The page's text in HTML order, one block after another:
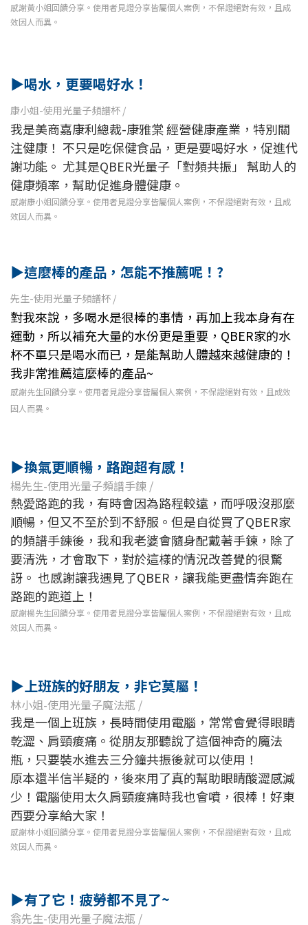
感謝黃小姐回饋分享。 使用者見證分享皆屬個人案例，不保證絕對有效，且成
效因人而異。
▶喝水，更要喝好水！
康小姐-使用光量子頻譜杯 /
我是美商嘉康利總裁-康雅棠 經營健康產業，特別關
注健康！ 不只是吃保健食品，更是要喝好水，促進代
謝功能。 尤其是QBER光量子「對頻共振」 幫助人的
健康頻率，幫助促進身體健康。
感謝康小姐回饋分享。 使用者見證分享皆屬個人案例，不保證絕對有效，且成
效因人而異。
▶這麼棒的產品，怎能不推薦呢！?
先生-使用光量子頻譜杯 /
對我來說，多喝水是很棒的事情，再加上我本身有在
運動，所以補充大量的水份更是重要，QBER家的水
杯不單只是喝水而已，是能幫助人體越來越健康的！
我非常推薦這麼棒的產品~
感謝先生回饋分享。 使用者見證分享皆屬個人案例，不保證絕對有效，且成效
因人而異。
▶換氣更順暢，路跑超有感 ！
楊先生-使用光量子頻譜手鍊 /
熱愛路跑的我，有時會因為路程較遠，而呼吸沒那麼
順暢，但又不至於到不舒服。但是自從買了QBER家
的頻譜手鍊後，我和我老婆會隨身配戴著手鍊，除了
要清洗，才會取下，對於這樣的情況改善覺的很驚
訝。 也感謝讓我遇見了QBER，讓我能更盡情奔跑在
路跑的跑道上！
感謝楊先生回饋分享。使用者見證分享皆屬個人案例，不保證絕對有效，且成
效因人而異。
▶上班族的好朋友，非它莫屬！
林小姐-使用光量子魔法瓶 /
我是一個上班族，長時間使用電腦，常常會覺得眼睛
乾澀、肩頸痠痛。從朋友那聽說了這個神奇的魔法
瓶，只要裝水進去三分鐘共振後就可以使用！
原本還半信半疑的，後來用了真的幫助眼睛酸澀感減
少！電腦使用太久肩頸痠痛時我也會噴，很棒！好東
西要分享給大家！
感謝林小姐回饋分享。使用者見證分享皆屬個人案例，不保證絕對有效，且成
效因人而異。
▶有了它！疲勞都不見了~
翁先生-使用光量子魔法瓶 /